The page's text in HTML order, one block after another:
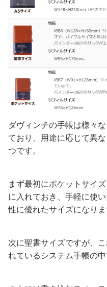
ダヴィンチの手帳は様々
ており、用途に応じて異
つです。
まず最初にポケットサイ
に入れておき、手軽に使
性に優れたサイズになりま
次に聖書サイズですが、
れているシステム手帳の中